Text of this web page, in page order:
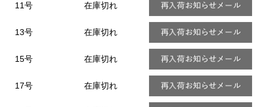
11号 在庫切れ
13号 在庫切れ
15号 在庫切れ
17号 在庫切れ